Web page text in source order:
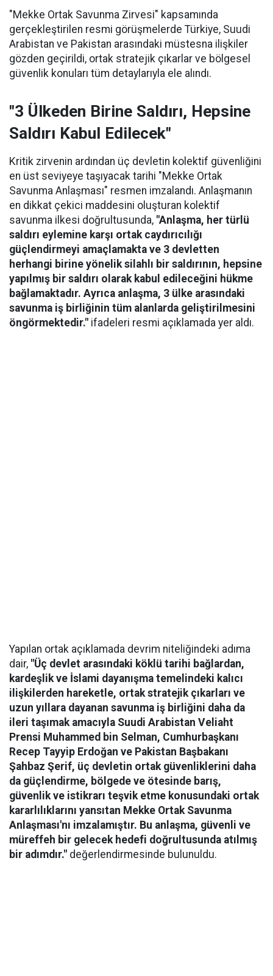
"Mekke Ortak Savunma Zirvesi" kapsamında
gerçekleştirilen resmi görüşmelerde Türkiye, Suudi
Arabistan ve Pakistan arasındaki müstesna ilişkiler
gözden geçirildi, ortak stratejik çıkarlar ve bölgesel
güvenlik konuları tüm detaylarıyla ele alındı.
"3 Ülkeden Birine Saldırı, Hepsine
Saldırı Kabul Edilecek"
Kritik zirvenin ardından üç devletin kolektif güvenliğini
en üst seviyeye taşıyacak tarihi "Mekke Ortak
Savunma Anlaşması" resmen imzalandı. Anlaşmanın
en dikkat çekici maddesini oluşturan kolektif
savunma ilkesi doğrultusunda, "Anlaşma, her türlü
saldırı eylemine karşı ortak caydırıcılığı
güçlendirmeyi amaçlamakta ve 3 devletten
herhangi birine yönelik silahlı bir saldırının, hepsine
yapılmış bir saldırı olarak kabul edileceğini hükme
bağlamaktadır. Ayrıca anlaşma, 3 ülke arasındaki
savunma iş birliğinin tüm alanlarda geliştirilmesini
öngörmektedir." ifadeleri resmi açıklamada yer aldı.
Yapılan ortak açıklamada devrim niteliğindeki adıma
dair, "Üç devlet arasındaki köklü tarihi bağlardan,
kardeşlik ve İslami dayanışma temelindeki kalıcı
ilişkilerden hareketle, ortak stratejik çıkarları ve
uzun yıllara dayanan savunma iş birliğini daha da
ileri taşımak amacıyla Suudi Arabistan Veliaht
Prensi Muhammed bin Selman, Cumhurbaşkanı
Recep Tayyip Erdoğan ve Pakistan Başbakanı
Şahbaz Şerif, üç devletin ortak güvenliklerini daha
da güçlendirme, bölgede ve ötesinde barış,
güvenlik ve istikrarı teşvik etme konusundaki ortak
kararlılıklarını yansıtan Mekke Ortak Savunma
Anlaşması'nı imzalamıştır. Bu anlaşma, güvenli ve
müreffeh bir gelecek hedefi doğrultusunda atılmış
bir adımdır." değerlendirmesinde bulunuldu.